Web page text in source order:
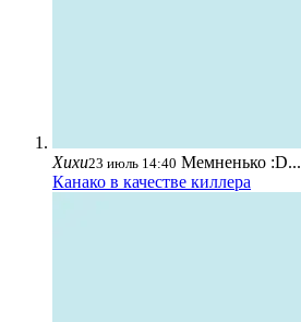
Хихи23 июль 14:40 Мемненько :D...
Канако в качестве киллера